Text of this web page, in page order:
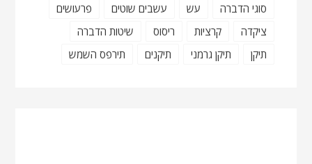
סוגי הדברה
עש עשבים שוטים
פרעושים
ציקדה
קרציות ריסוס
שיטות הדברה
תיקן
תיקן גרמני תיקנים תירפס השמש